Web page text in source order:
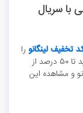
با سریال
تخفیف لینگانو را
برای مینی دوره آموزش از طریق سریال فرندز اعمال کنید تا 50 درصد از
و مشاهده این